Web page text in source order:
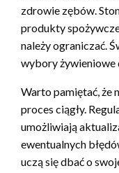
zdrowie zębów.
produkty
należy ograniczać.
wybory żywieniowe
Warto pamiętać, że
proces ciągły.
umożliwiają
ewentualnych
uczą się dbać o